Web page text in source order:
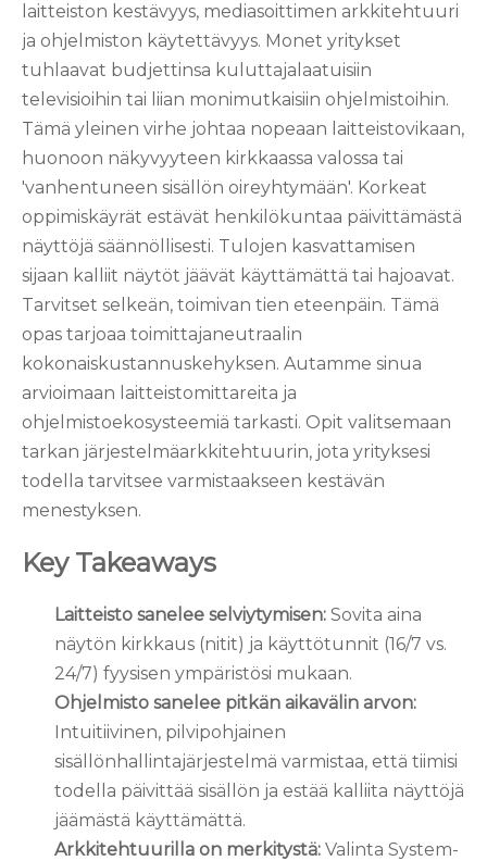
laitteiston kestävyys, mediasoittimen arkkitehtuuri
ja ohjelmiston käytettävyys. Monet yritykset
tuhlaavat budjettinsa kuluttajalaatuisiin
televisioihin tai liian monimutkaisiin ohjelmistoihin.
Tämä yleinen virhe johtaa nopeaan laitteistovikaan,
huonoon näkyvyyteen kirkkaassa valossa tai
'vanhentuneen sisällön oireyhtymään'. Korkeat
oppimiskäyrät estävät henkilökuntaa päivittämästä
näyttöjä säännöllisesti. Tulojen kasvattamisen
sijaan kalliit näytöt jäävät käyttämättä tai hajoavat.
Tarvitset selkeän, toimivan tien eteenpäin. Tämä
opas tarjoaa toimittajaneutraalin
kokonaiskustannuskehyksen. Autamme sinua
arvioimaan laitteistomittareita ja
ohjelmistoekosysteemiä tarkasti. Opit valitsemaan
tarkan järjestelmäarkkitehtuurin, jota yrityksesi
todella tarvitsee varmistaakseen kestävän
menestyksen.
Key Takeaways
Laitteisto sanelee selviytymisen: Sovita aina
näytön kirkkaus (nitit) ja käyttötunnit (16/7 vs.
24/7) fyysisen ympäristösi mukaan.
Ohjelmisto sanelee pitkän aikavälin arvon:
Intuitiivinen, pilvipohjainen
sisällönhallintajärjestelmä varmistaa, että tiimisi
todella päivittää sisällön ja estää kalliita näyttöjä
jäämästä käyttämättä.
Arkkitehtuurilla on merkitystä: Valinta System-